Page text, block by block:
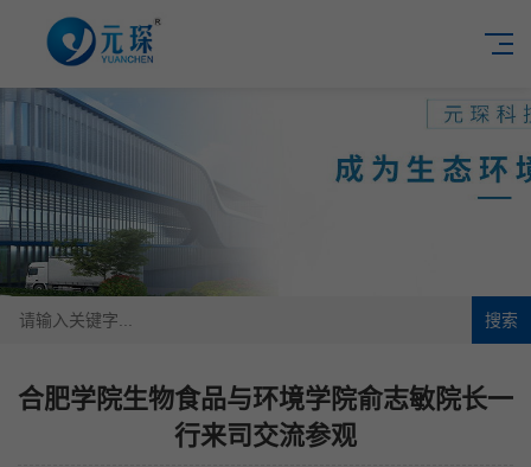
搜索
合肥学院生物食品与环境学院俞志敏院长一
行来司交流参观